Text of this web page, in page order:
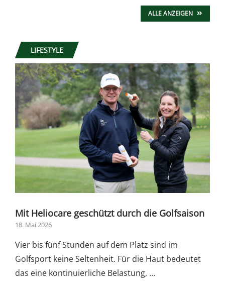
ALLE ANZEIGEN
LIFESTYLE
Mit Heliocare geschützt durch die Golfsaison
18. Mai 2026
Vier bis fünf Stunden auf dem Platz sind im
Golfsport keine Seltenheit. Für die Haut bedeutet
das eine kontinuierliche Belastung, …